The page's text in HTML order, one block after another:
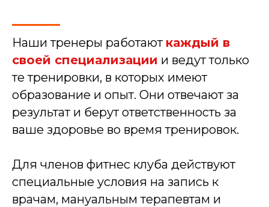
Наши тренеры работают каждый в
своей специализации и ведут только
те тренировки, в которых имеют
образование и опыт. Они отвечают за
результат и берут ответственность за
ваше здоровье во время тренировок.
Для членов фитнес клуба действуют
специальные условия на запись к
врачам, мануальным терапевтам и